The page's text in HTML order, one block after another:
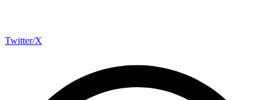
Twitter/X